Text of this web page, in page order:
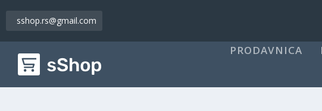
sshop.rs@gmail.com
PRODAVNICA